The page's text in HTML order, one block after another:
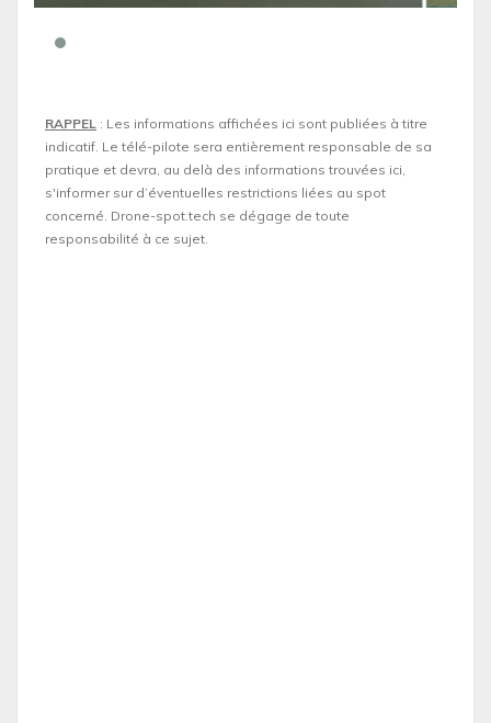
RAPPEL : Les informations affichées ici sont publiées à titre
indicatif. Le télé-pilote sera entièrement responsable de sa
pratique et devra, au delà des informations trouvées ici,
s'informer sur d’éventuelles restrictions liées au spot
concerné. Drone-spot.tech se dégage de toute
responsabilité à ce sujet.